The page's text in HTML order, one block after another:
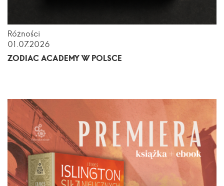
Różności
01.07.2026
ZODIAC ACADEMY W POLSCE